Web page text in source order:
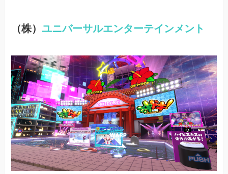
（株）ユニバーサルエンターテインメント